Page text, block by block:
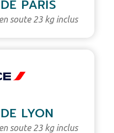
PARIS
soute 23 kg inclus
LYON
soute 23 kg inclus